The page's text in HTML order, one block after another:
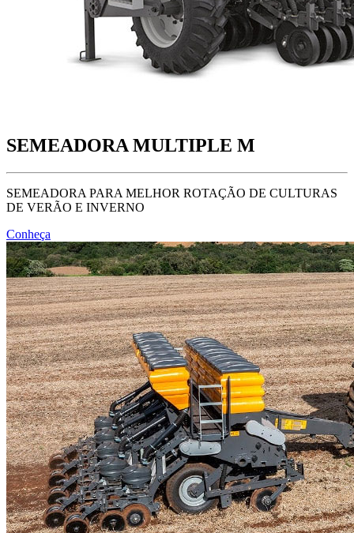
SEMEADORA MULTIPLE M
SEMEADORA PARA MELHOR ROTAÇÃO DE CULTURAS
DE VERÃO E INVERNO
Conheça